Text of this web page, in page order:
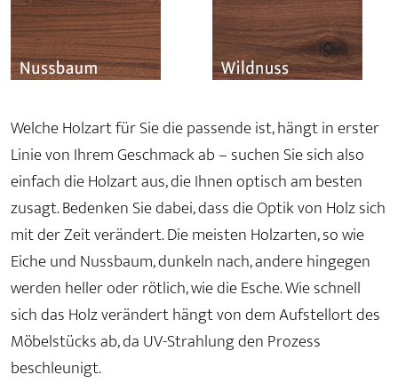
Welche Holzart für Sie die passende ist, hängt in erster
Linie von Ihrem Geschmack ab – suchen Sie sich also
einfach die Holzart aus, die Ihnen optisch am besten
zusagt. Bedenken Sie dabei, dass die Optik von Holz sich
mit der Zeit verändert. Die meisten Holzarten, so wie
Eiche und Nussbaum, dunkeln nach, andere hingegen
werden heller oder rötlich, wie die Esche. Wie schnell
sich das Holz verändert hängt von dem Aufstellort des
Möbelstücks ab, da UV-Strahlung den Prozess
beschleunigt.